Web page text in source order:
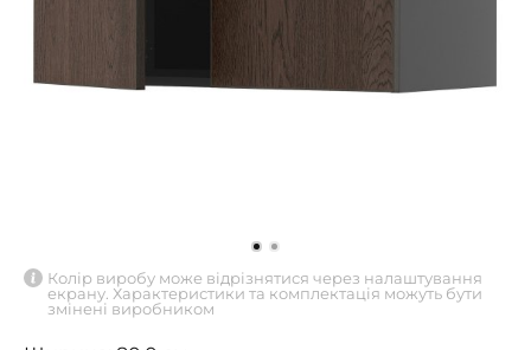
Колір виробу може відрізнятися через налаштування
екрану. Характеристики та комплектація можуть бути
змінені виробником